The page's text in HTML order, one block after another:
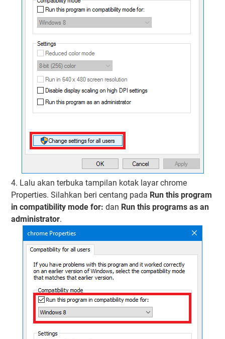
4. Lalu akan terbuka tampilan kotak layar chrome
Properties. Silahkan beri centang pada Run this program
in compatibility mode for: dan Run this programs as an
administrator.